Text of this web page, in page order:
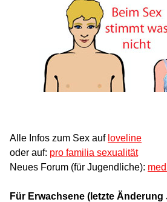
Alle Infos zum Sex auf loveline
oder auf: pro familia sexualität
Neues Forum (für Jugendliche):
Für Erwachsene (letzte Änderung